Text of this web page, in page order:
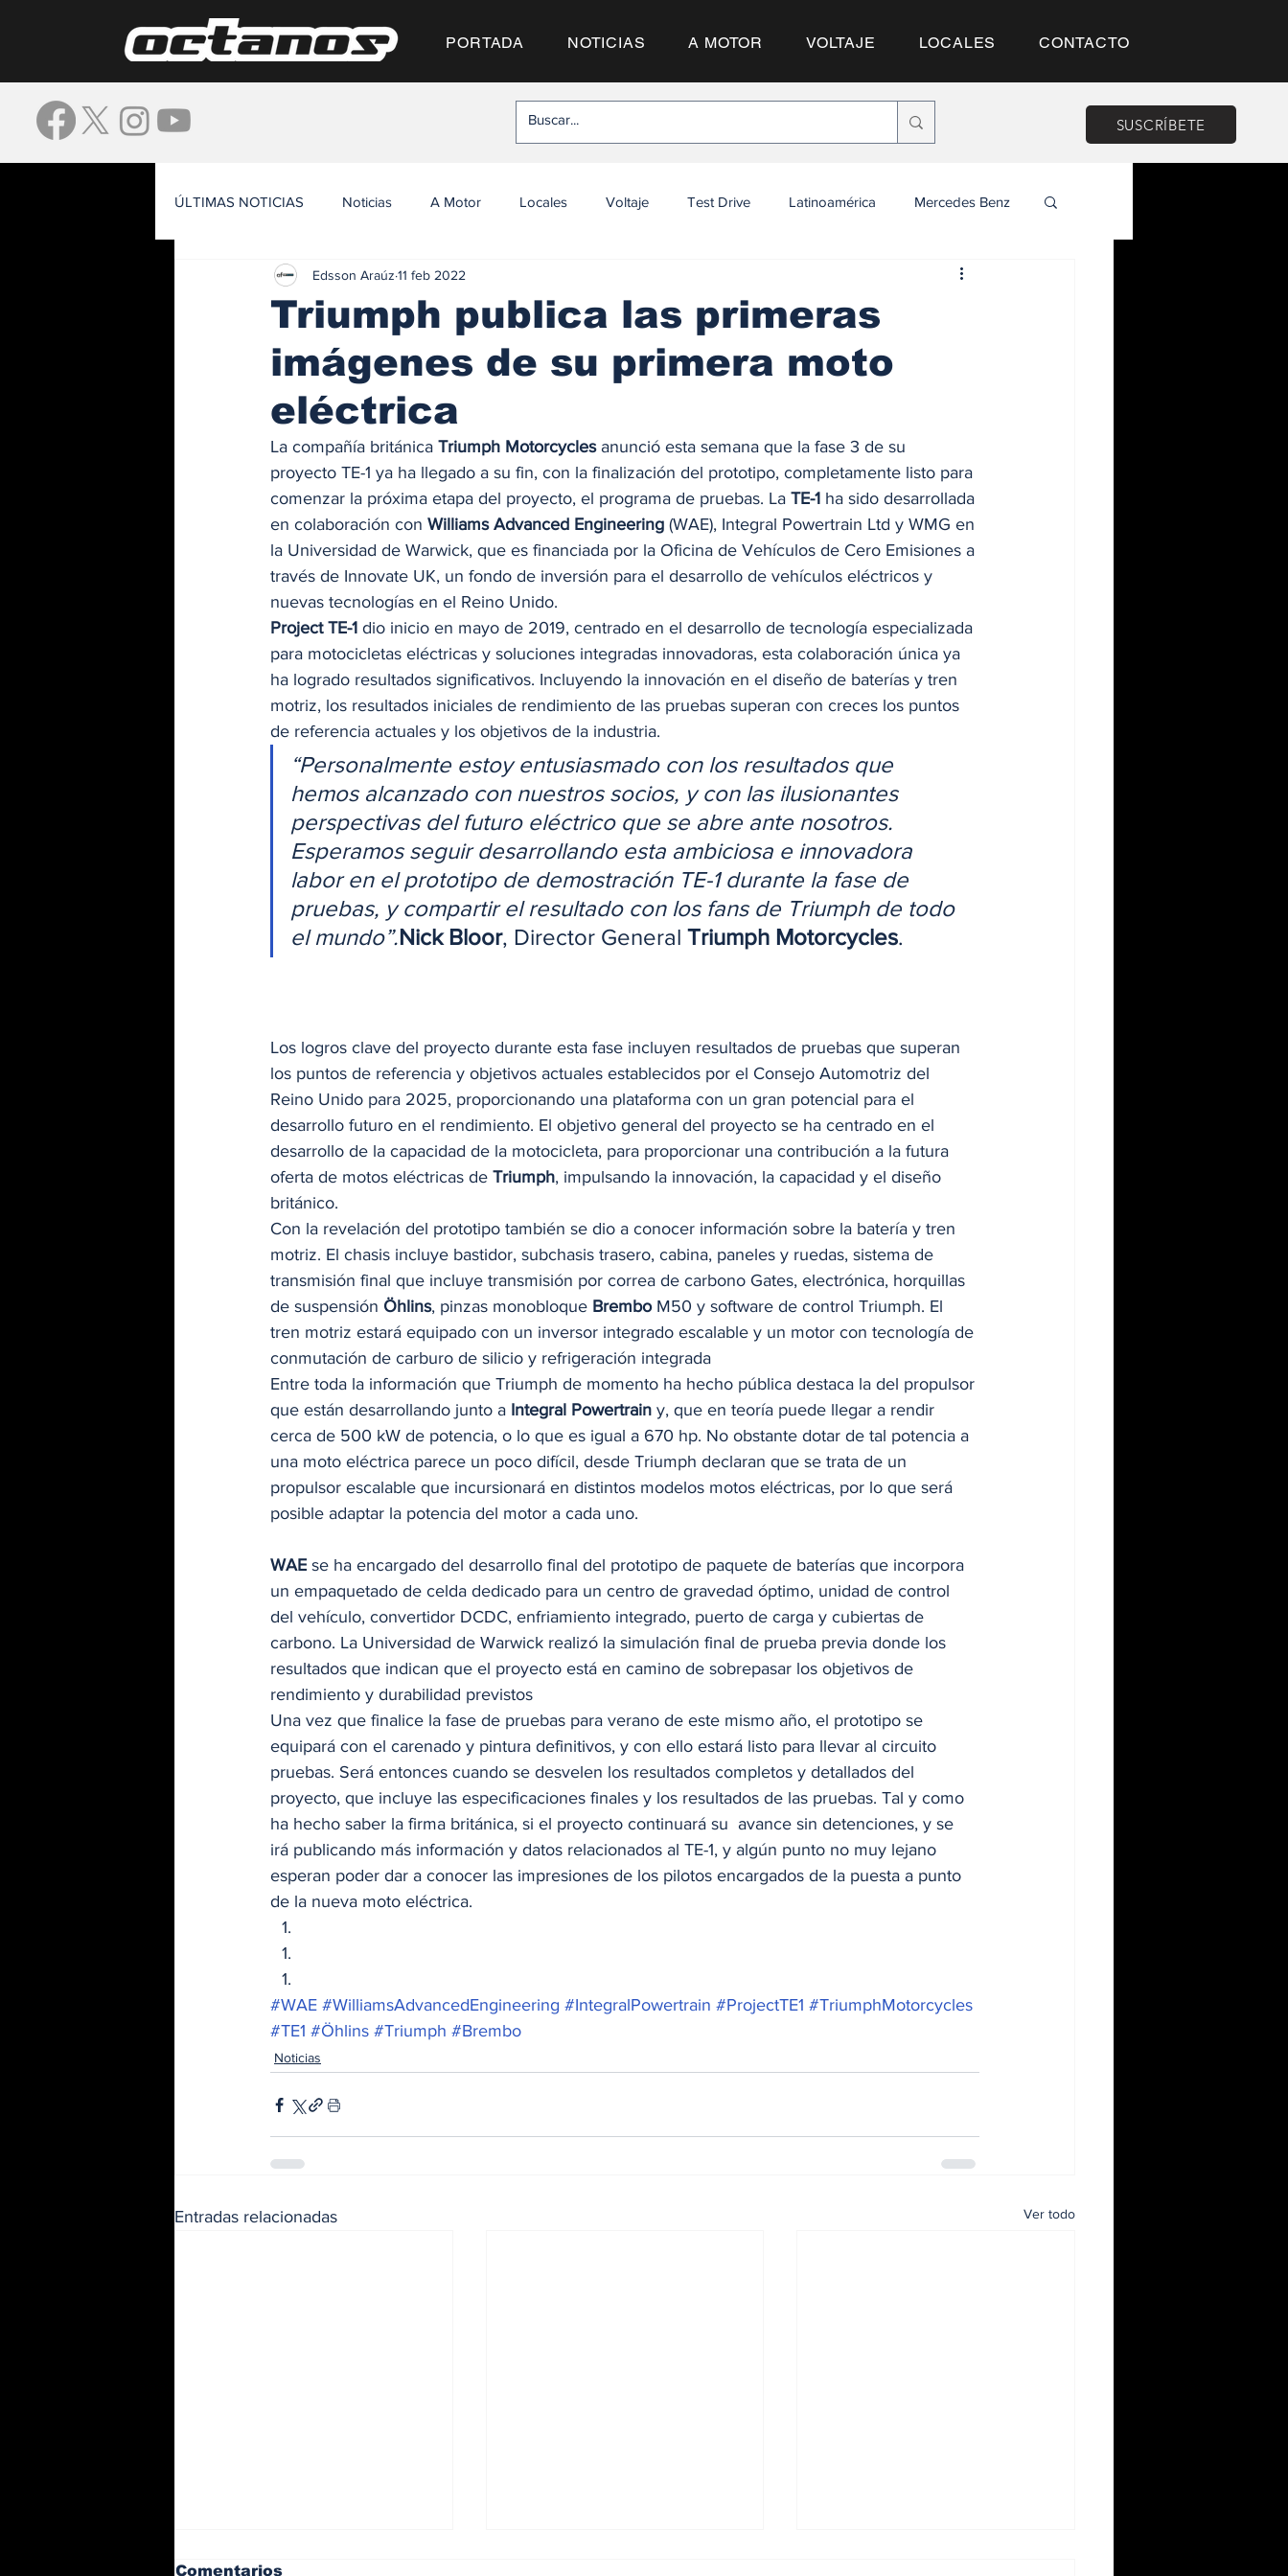
PORTADA NOTICIAS A MOTOR VOLTAJE LOCALES CONTACTO
SUSCRÍBETE
ÚLTIMAS NOTICIAS Noticias A Motor Locales Voltaje Test Drive Latinoamérica Mercedes Benz
Triumph publica las primeras
imágenes de su primera moto
eléctrica
Edsson Araúz 11 feb 2022
La compañía británica Triumph Motorcycles anunció esta semana que la fase 3 de su
proyecto TE-1 ya ha llegado a su fin, con la finalización del prototipo, completamente listo para
comenzar la próxima etapa del proyecto, el programa de pruebas. La TE-1 ha sido desarrollada
en colaboración con Williams Advanced Engineering (WAE), Integral Powertrain Ltd y WMG en
la Universidad de Warwick, que es financiada por la Oficina de Vehículos de Cero Emisiones a
través de Innovate UK, un fondo de inversión para el desarrollo de vehículos eléctricos y
nuevas tecnologías en el Reino Unido.
Project TE-1 dio inicio en mayo de 2019, centrado en el desarrollo de tecnología especializada
para motocicletas eléctricas y soluciones integradas innovadoras, esta colaboración única ya
ha logrado resultados significativos. Incluyendo la innovación en el diseño de baterías y tren
motriz, los resultados iniciales de rendimiento de las pruebas superan con creces los puntos
de referencia actuales y los objetivos de la industria.
“Personalmente estoy entusiasmado con los resultados que
hemos alcanzado con nuestros socios, y con las ilusionantes
perspectivas del futuro eléctrico que se abre ante nosotros.
Esperamos seguir desarrollando esta ambiciosa e innovadora
labor en el prototipo de demostración TE-1 durante la fase de
pruebas, y compartir el resultado con los fans de Triumph de todo
el mundo”.Nick Bloor, Director General Triumph Motorcycles.
Los logros clave del proyecto durante esta fase incluyen resultados de pruebas que superan
los puntos de referencia y objetivos actuales establecidos por el Consejo Automotriz del
Reino Unido para 2025, proporcionando una plataforma con un gran potencial para el
desarrollo futuro en el rendimiento. El objetivo general del proyecto se ha centrado en el
desarrollo de la capacidad de la motocicleta, para proporcionar una contribución a la futura
oferta de motos eléctricas de Triumph, impulsando la innovación, la capacidad y el diseño
británico.
Con la revelación del prototipo también se dio a conocer información sobre la batería y tren
motriz. El chasis incluye bastidor, subchasis trasero, cabina, paneles y ruedas, sistema de
transmisión final que incluye transmisión por correa de carbono Gates, electrónica, horquillas
de suspensión Öhlins, pinzas monobloque Brembo M50 y software de control Triumph. El
tren motriz estará equipado con un inversor integrado escalable y un motor con tecnología de
conmutación de carburo de silicio y refrigeración integrada
Entre toda la información que Triumph de momento ha hecho pública destaca la del propulsor
que están desarrollando junto a Integral Powertrain y, que en teoría puede llegar a rendir
cerca de 500 kW de potencia, o lo que es igual a 670 hp. No obstante dotar de tal potencia a
una moto eléctrica parece un poco difícil, desde Triumph declaran que se trata de un
propulsor escalable que incursionará en distintos modelos motos eléctricas, por lo que será
posible adaptar la potencia del motor a cada uno.
WAE se ha encargado del desarrollo final del prototipo de paquete de baterías que incorpora
un empaquetado de celda dedicado para un centro de gravedad óptimo, unidad de control
del vehículo, convertidor DCDC, enfriamiento integrado, puerto de carga y cubiertas de
carbono. La Universidad de Warwick realizó la simulación final de prueba previa donde los
resultados que indican que el proyecto está en camino de sobrepasar los objetivos de
rendimiento y durabilidad previstos
Una vez que finalice la fase de pruebas para verano de este mismo año, el prototipo se
equipará con el carenado y pintura definitivos, y con ello estará listo para llevar al circuito
pruebas. Será entonces cuando se desvelen los resultados completos y detallados del
proyecto, que incluye las especificaciones finales y los resultados de las pruebas. Tal y como
ha hecho saber la firma británica, si el proyecto continuará su  avance sin detenciones, y se
irá publicando más información y datos relacionados al TE-1, y algún punto no muy lejano
esperan poder dar a conocer las impresiones de los pilotos encargados de la puesta a punto
de la nueva moto eléctrica.
#WAE #WilliamsAdvancedEngineering #IntegralPowertrain #ProjectTE1 #TriumphMotorcycles
#TE1 #Öhlins #Triumph #Brembo
Noticias
Entradas relacionadas Ver todo
Comentarios